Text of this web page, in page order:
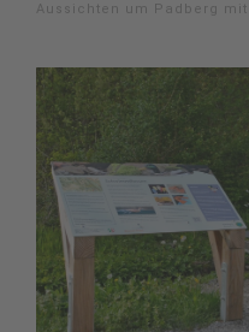
Aussichten um Padberg